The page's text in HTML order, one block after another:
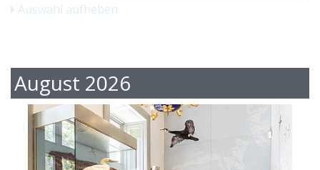
Auswahl aufheben
August 2026